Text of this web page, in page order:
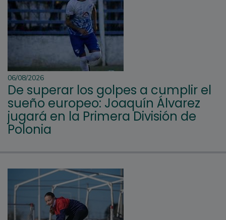
06/08/2026
De superar los golpes a cumplir el
sueño europeo: Joaquín Álvarez
jugará en la Primera División de
Polonia